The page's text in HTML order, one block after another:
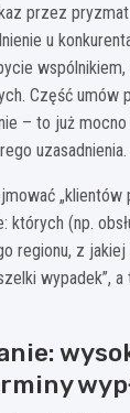
przez
u
Część umów
– to już
uzasadnienia.
„klientów
których (np.
regionu, z
wypadek”,